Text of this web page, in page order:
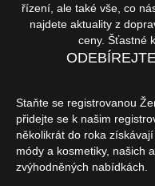
řízení, ale také vše, co
najdete aktuality z
ceny. Šťastné
Staňte se registrovanou
přidejte se k našim
několikrát do roka
módy a kosmetiky, našich
zvýhodněných nabídkách.